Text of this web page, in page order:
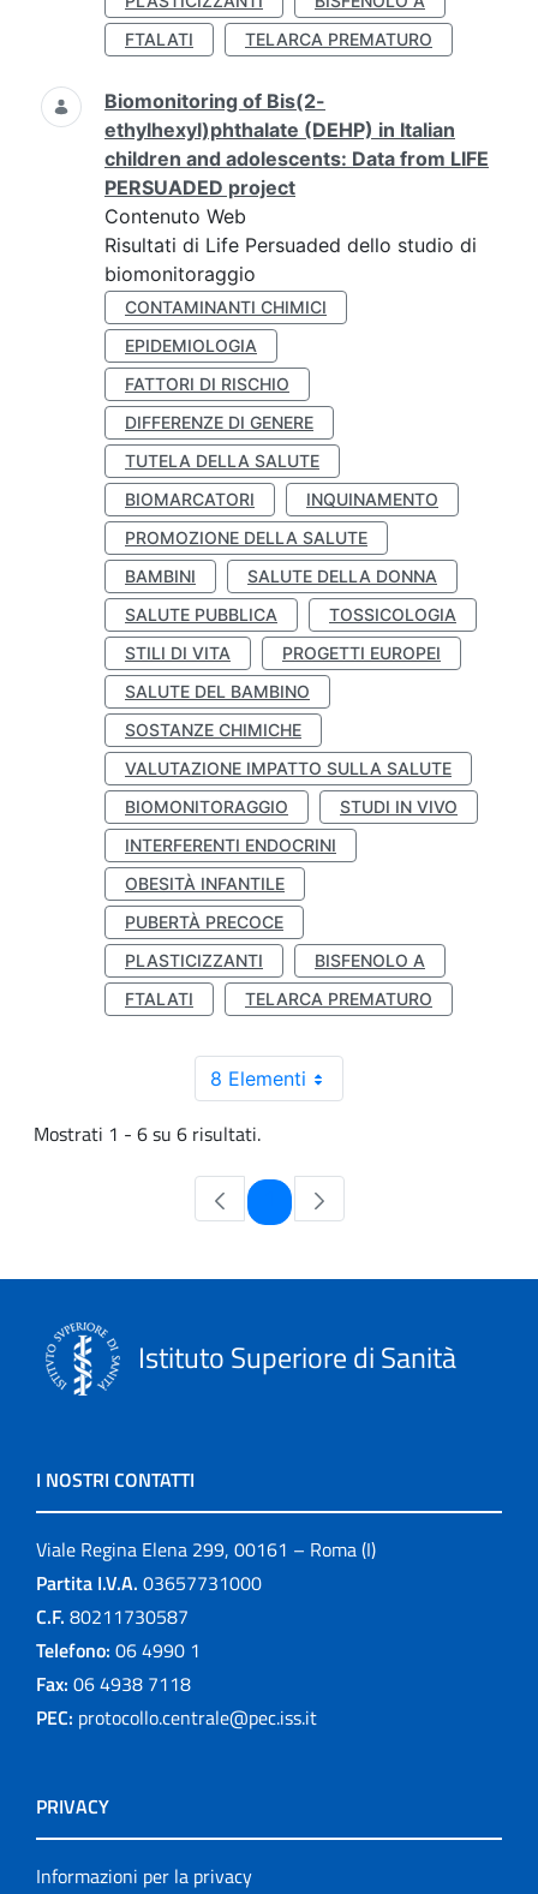
FTALATI
TELARCA PREMATURO
Biomonitoring of Bis(2-
ethylhexyl)phthalate (DEHP) in Italian
children and adolescents: Data from LIFE
PERSUADED project
Contenuto Web
Risultati di Life Persuaded dello studio di
biomonitoraggio
CONTAMINANTI CHIMICI
EPIDEMIOLOGIA
FATTORI DI RISCHIO
DIFFERENZE DI GENERE
TUTELA DELLA SALUTE
BIOMARCATORI
INQUINAMENTO
PROMOZIONE DELLA SALUTE
BAMBINI
SALUTE DELLA DONNA
SALUTE PUBBLICA
TOSSICOLOGIA
STILI DI VITA
PROGETTI EUROPEI
SALUTE DEL BAMBINO
SOSTANZE CHIMICHE
VALUTAZIONE IMPATTO SULLA SALUTE
BIOMONITORAGGIO
STUDI IN VIVO
INTERFERENTI ENDOCRINI
OBESITÀ INFANTILE
PUBERTÀ PRECOCE
PLASTICIZZANTI
BISFENOLO A
FTALATI
TELARCA PREMATURO
8 Elementi
Mostrati 1 - 6 su 6 risultati.
Pagina
Istituto Superiore di Sanità
I NOSTRI CONTATTI
Viale Regina Elena 299, 00161 – Roma (I)
Partita I.V.A. 03657731000
C.F. 80211730587
Telefono: 06 4990 1
Fax: 06 4938 7118
PEC: protocollo.centrale@pec.iss.it
PRIVACY
Informazioni per la privacy